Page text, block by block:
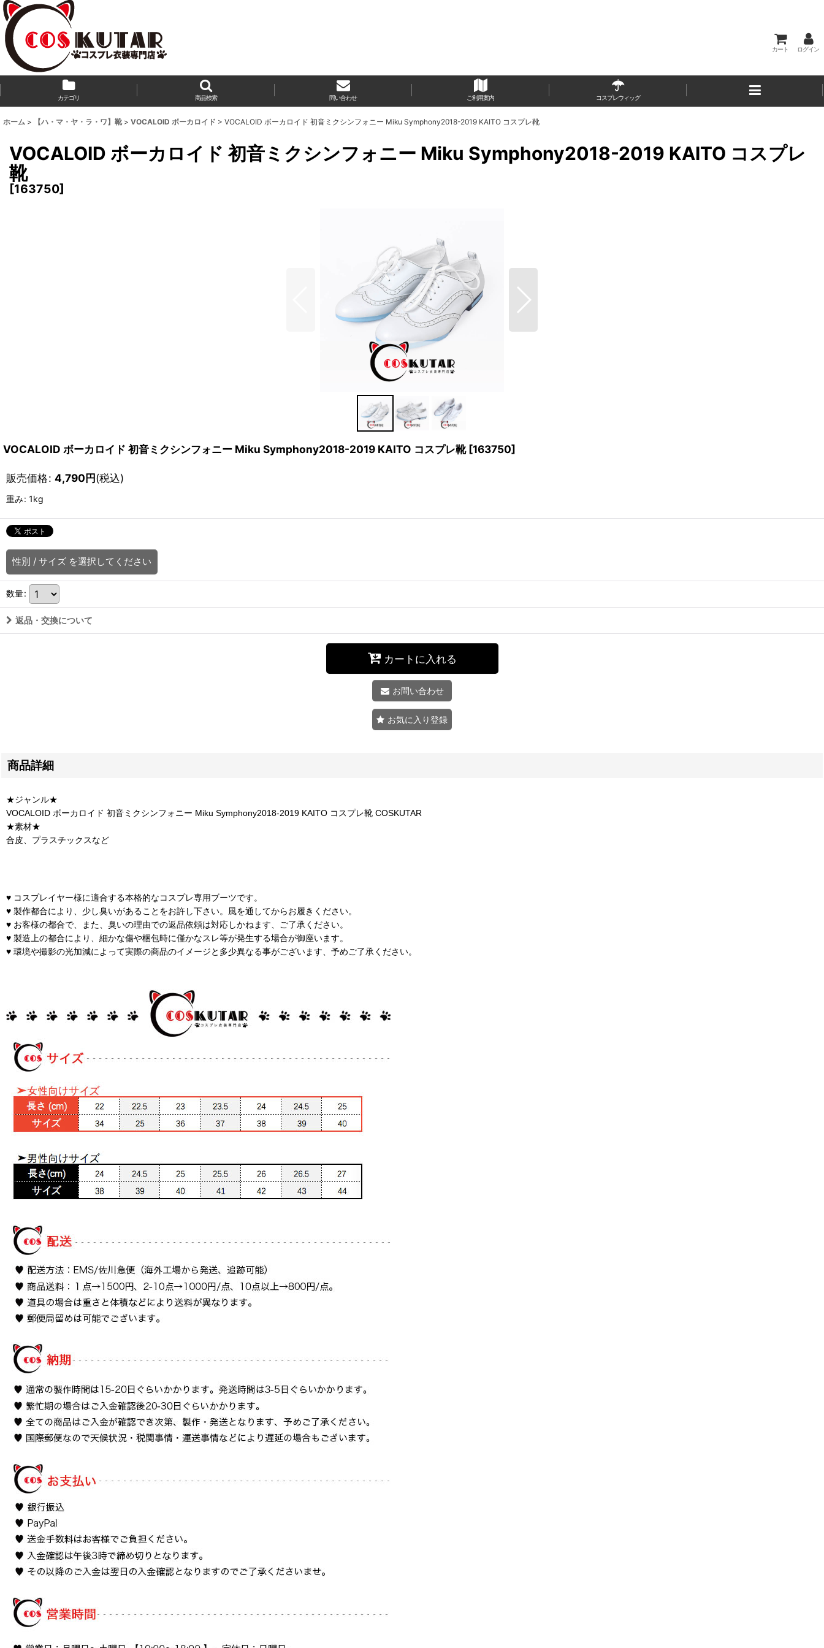
カート ログイン
カテゴリ 商品検索 問い合わせ ご利用案内 コスプレウィッグ
ホーム > 【ハ・マ・ヤ・ラ・ワ】靴 > VOCALOID ボーカロイド > VOCALOID ボーカロイド 初音ミクシンフォニー Miku Symphony2018-2019 KAITO コスプレ靴
VOCALOID ボーカロイド 初音ミクシンフォニー Miku Symphony2018-2019 KAITO コスプレ
靴
[163750]
VOCALOID ボーカロイド 初音ミクシンフォニー Miku Symphony2018-2019 KAITO コスプレ靴 [163750]
販売価格: 4,790円(税込)
重み: 1kg
性別 / サイズ を選択してください
数量:
返品・交換について
カートに入れる
お問い合わせ
お気に入り登録
商品詳細
★ジャンル★
VOCALOID ボーカロイド 初音ミクシンフォニー Miku Symphony2018-2019 KAITO コスプレ靴 COSKUTAR
★素材★
合皮、プラスチックスなど
♥ コスプレイヤー様に適合する本格的なコスプレ専用ブーツです。
♥ 製作都合により、少し臭いがあることをお許し下さい。風を通してからお履きください。
♥ お客様の都合で、また、臭いの理由での返品依頼は対応しかねます、ご了承ください。
♥ 製造上の都合により、細かな傷や梱包時に僅かなスレ等が発生する場合が御座います。
♥ 環境や撮影の光加減によって実際の商品のイメージと多少異なる事がございます、予めご了承ください。